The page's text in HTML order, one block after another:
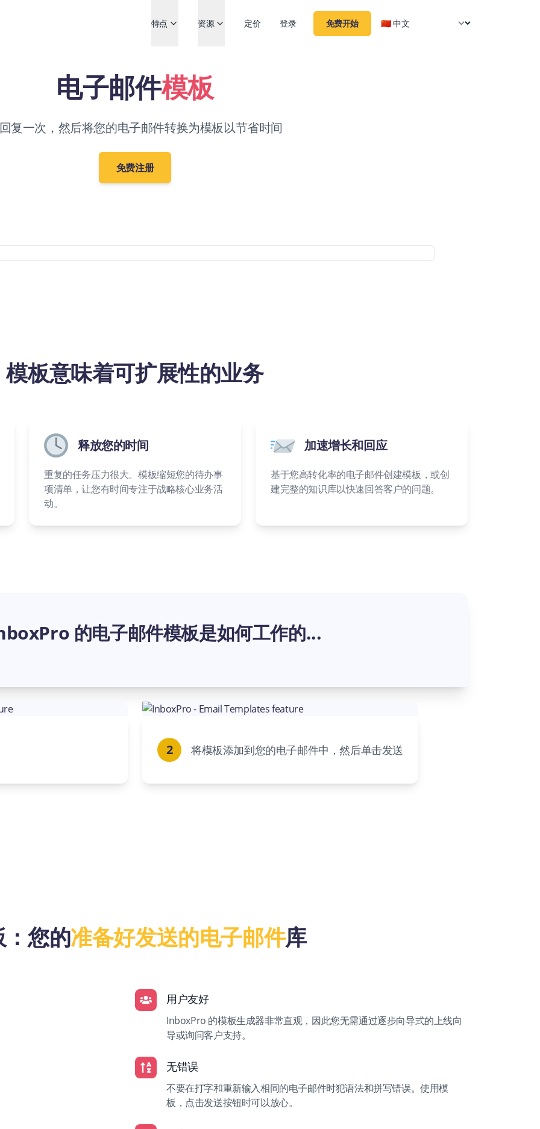
特点 资源 定价 登录 免费开始
电子邮件模板
复一次，然后将您的电子邮件转换为模板以节省时间
免费注册
模板意味着可扩展性的业务
释放您的时间
重复的任务压力很大。模板缩短您的待办事
项清单，让您有时间专注于战略核心业务活
动。
加速增长和回应
基于您高转化率的电子邮件创建模板，或创
建完整的知识库以快速回答客户的问题。
的电子邮件模板是如何工作的...
2 将模板添加到您的电子邮件中，然后单击发送
您的准备好发送的电子邮件库
用户友好
InboxPro 的模板生成器非常直观，因此您无需通过逐步向导式的上线向
导或询问客户支持。
无错误
不要在打字和重新输入相同的电子邮件时犯语法和拼写错误。使用模
板，点击发送按钮时可以放心。